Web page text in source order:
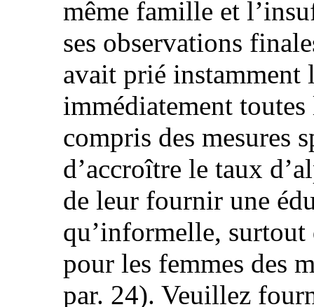
même famille et
ses observations
avait prié instamment
immédiatement
compris des mesures
d’accroître le taux
de leur fournir une
qu’informelle, surtout
pour les femmes des
par. 24). Veuillez